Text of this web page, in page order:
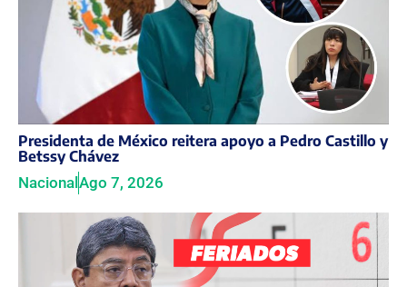
Presidenta de México reitera apoyo a Pedro Castillo y
Betssy Chávez
NacionalAgo 7, 2026